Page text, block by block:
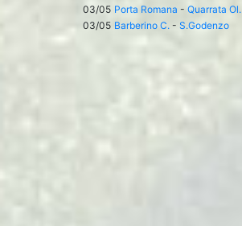
03/05 Porta Romana - Quarrata Ol.
03/05 Barberino C. - S.Godenzo